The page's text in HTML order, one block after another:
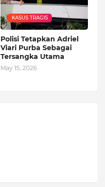
KASUS TRAGIS
Polisi Tetapkan Adriel
Viari Purba Sebagai
Tersangka Utama
May 15, 2026